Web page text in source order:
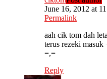
June 16, 2012 at
Permalink
aah cik tom dah
terus rezeki masuk
=,=
Reply